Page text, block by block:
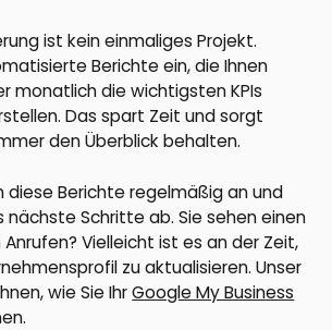
ist kein einmaliges Projekt.
Berichte ein, die Ihnen
monatlich die wichtigsten KPIs
Das spart Zeit und sorgt
den Überblick behalten.
diese Berichte regelmäßig an und
nächste Schritte ab. Sie sehen einen
Anrufen? Vielleicht ist es an der Zeit,
zu aktualisieren. Unser
wie Sie IhrGoogle My Business